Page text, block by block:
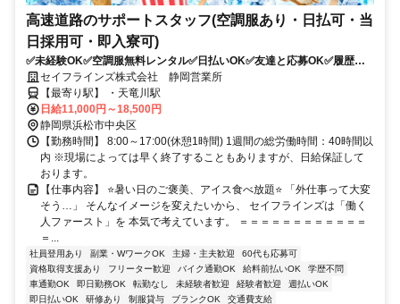
高速道路のサポートスタッフ(空調服あり・日払可・当
日採用可・即入寮可)
✅未経験OK✅空調服無料レンタル✅日払いOK✅友達と応募OK✅履歴書
不要✅20～30代活躍中！✅社員登用あり
セイフラインズ株式会社 静岡営業所
【最寄り駅】 ・天竜川駅
日給11,000円～18,500円
静岡県浜松市中央区
【勤務時間】 8:00～17:00(休憩1時間) 1週間の総労働時間：40時間以
内 ※現場によっては早く終了することもありますが、日給保証して
おります。
【仕事内容】 ⭐暑い日のご褒美、アイス食べ放題⭐ 「外仕事って大変
そう…」 そんなイメージを変えたいから、 セイフラインズは「働く
人ファースト」を 本気で考えています。 ＝＝＝＝＝＝＝＝＝＝＝＝
＝...
社員登用あり 副業・WワークOK 主婦・主夫歓迎
60代も応募可
資格取得支援あり
フリーター歓迎 バイク通勤OK 給料前払いOK
学歴不問
車通勤OK
即日勤務OK 転勤なし 未経験者歓迎 経験者歓迎
週払いOK
即日払いOK
研修あり 制服貸与 ブランクOK 交通費支給